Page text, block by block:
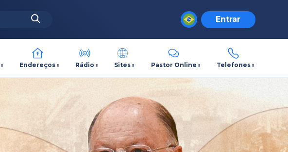
Entrar
Endereços Rádio Sites Pastor Online Telefones